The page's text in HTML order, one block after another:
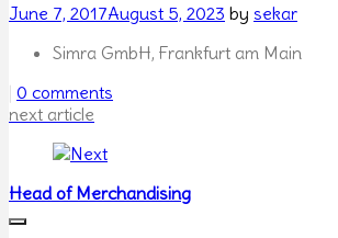
Posted
June 7, 2017August 5, 2023 by sekar
Simra GmbH, Frankfurt am Main
Categories
0 comments
Post
navigation
next article
Head of Merchandising